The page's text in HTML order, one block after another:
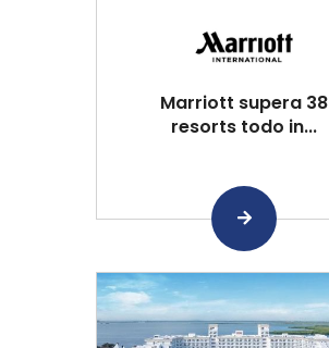
Marriott supera 38
resorts todo in...